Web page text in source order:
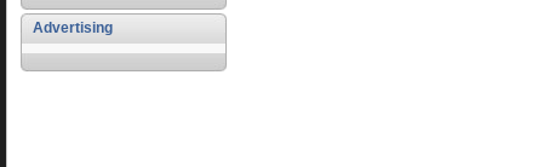
Advertising